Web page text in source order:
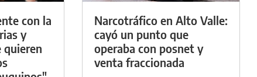
con la
y
quieren
Narcotráfico en Alto Valle:
cayó un punto que
operaba con posnet y
venta fraccionada